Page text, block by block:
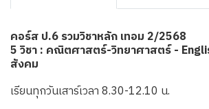
คอร์ส ป.6 รวมวิชาหลัก เทอม 2/2568
5 วิชา : คณิตศาสตร์-วิทยาศาสตร์ -
สังคม
เรียนทุกวันเสาร์เวลา 8.30-12.10 น.